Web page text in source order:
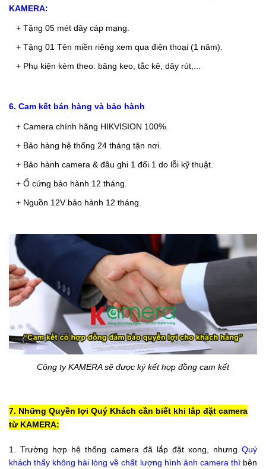
KAMERA:
+ Tặng 05 mét dây cáp mạng.
+ Tặng 01 Tên miền riêng xem qua điện thoại (1 năm).
+ Phụ kiện kèm theo: băng keo, tắc kê, dây rút,...
6. Cam kết bán hàng và bảo hành
+ Camera chính hãng HIKVISION 100%.
+ Bảo hàng hệ thống 24 tháng tận nơi.
+ Bảo hành camera & đâu ghi 1 đổi 1 do lỗi kỹ thuật.
+ Ổ cứng bảo hành 12 tháng.
+ Nguồn 12V bảo hành 12 tháng.
Công ty KAMERA sẽ được ký kết hợp đồng cam kết
7. Những Quyền lợi Quý Khách cần biết khi lắp đặt camera
từ KAMERA:
1. Trường hợp hệ thống camera đã lắp đặt xong, nhưng Quý
khách thấy không hài lòng về chất lượng hình ảnh camera thì bên